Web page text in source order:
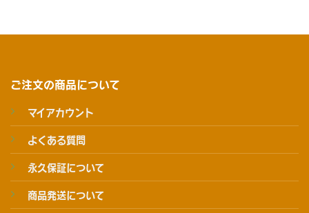
ご注文の商品について
マイアカウント
よくある質問
永久保証について
商品発送について